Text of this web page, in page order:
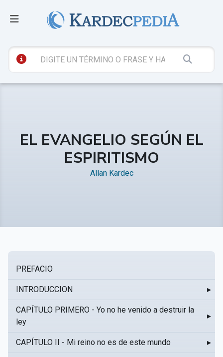
EL EVANGELIO SEGÚN EL
ESPIRITISMO
Allan Kardec
PREFACIO
INTRODUCCION ▸
CAPÍTULO PRIMERO - Yo no he venido a destruir la
ley
▸
CAPÍTULO II - Mi reino no es de este mundo ▸